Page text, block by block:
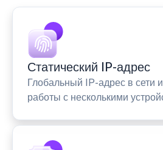
Статический IP-адрес
Глобальный IP-адрес в сети
работы с несколькими